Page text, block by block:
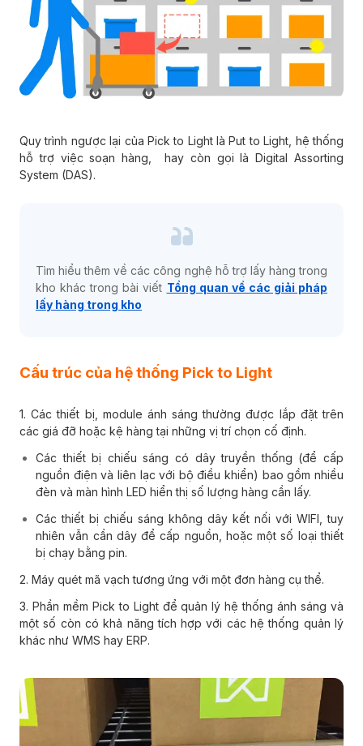
Quy trình ngược lại của Pick to Light là Put to Light, hệ thống
hỗ trợ việc soạn hàng, hay còn gọi là Digital Assorting
System (DAS).
Tìm hiểu thêm về các công nghệ hỗ trợ lấy hàng trong
kho khác trong bài viết Tổng quan về các giải pháp
lấy hàng trong kho
Cấu trúc của hệ thống Pick to Light
1. Các thiết bị, module ánh sáng thường được lắp đặt trên
các giá đỡ hoặc kệ hàng tại những vị trí chọn cố định.
Các thiết bị chiếu sáng có dây truyền thống (để cấp
nguồn điện và liên lạc với bộ điều khiển) bao gồm nhiều
đèn và màn hình LED hiển thị số lượng hàng cần lấy.
Các thiết bị chiếu sáng không dây kết nối với WIFI, tuy
nhiên vẫn cần dây để cấp nguồn, hoặc một số loại thiết
bị chạy bằng pin.
2. Máy quét mã vạch tương ứng với một đơn hàng cụ thể.
3. Phần mềm Pick to Light để quản lý hệ thống ánh sáng và
một số còn có khả năng tích hợp với các hệ thống quản lý
khác như WMS hay ERP.